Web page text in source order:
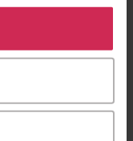
til å
Du kan også
ved å klikke
Andrew Wincott